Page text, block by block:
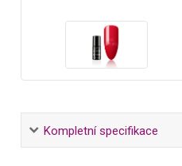
Kompletní specifikace